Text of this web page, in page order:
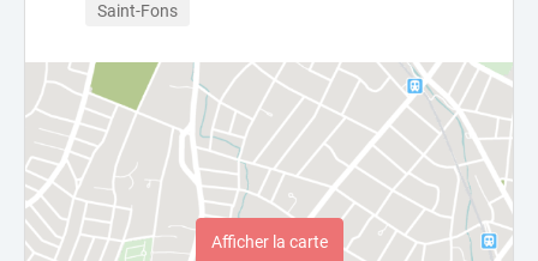
Saint-Fons
Afficher la carte